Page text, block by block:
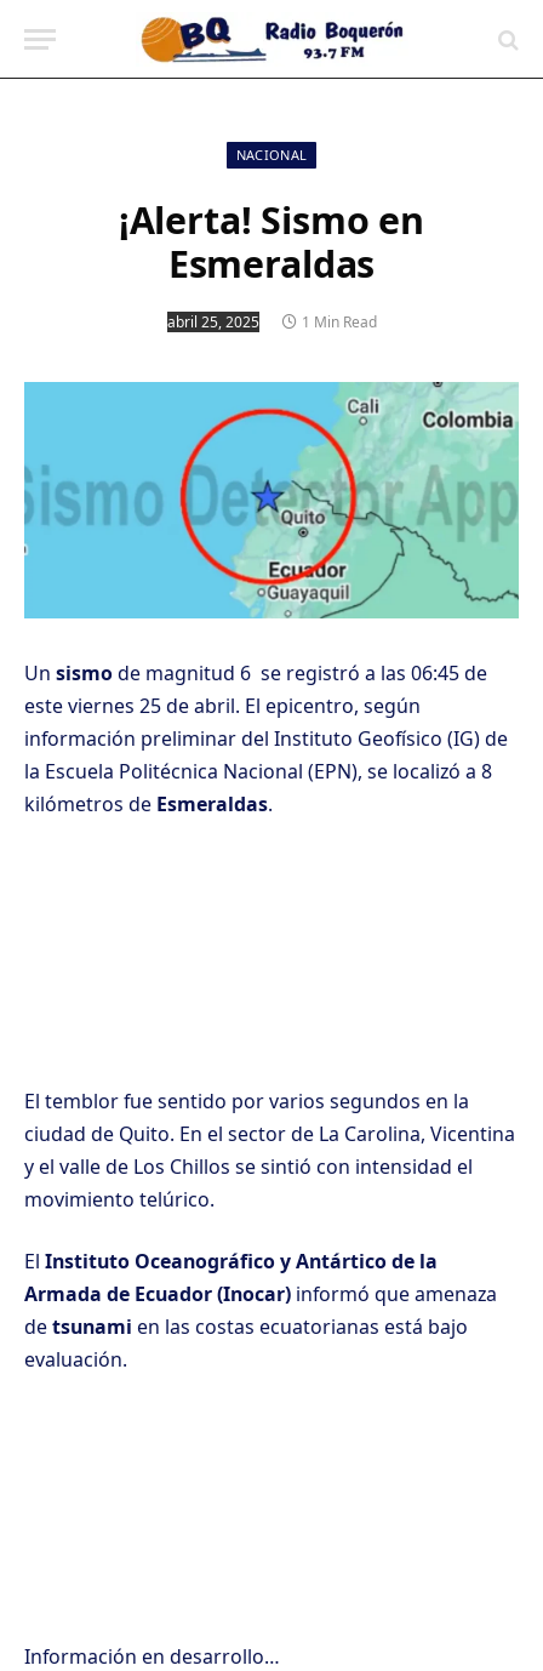
NACIONAL
¡Alerta! Sismo en
Esmeraldas
abril 25, 2025 1 Min Read
Un sismode magnitud 6 se registró a las 06:45 de
este viernes 25 de abril. El epicentro, según
información preliminar del Instituto Geofísico (IG) de
la Escuela Politécnica Nacional (EPN), se localizó a 8
kilómetros de Esmeraldas.
El temblor fue sentido por varios segundos en la
ciudad de Quito. En el sector de La Carolina, Vicentina
y el valle de Los Chillos se sintió con intensidad el
movimiento telúrico.
El Instituto Oceanográfico y Antártico de la
Armada de Ecuador (Inocar) informó que amenaza
detsunami en las costas ecuatorianas está bajo
evaluación.
Información en desarrollo…